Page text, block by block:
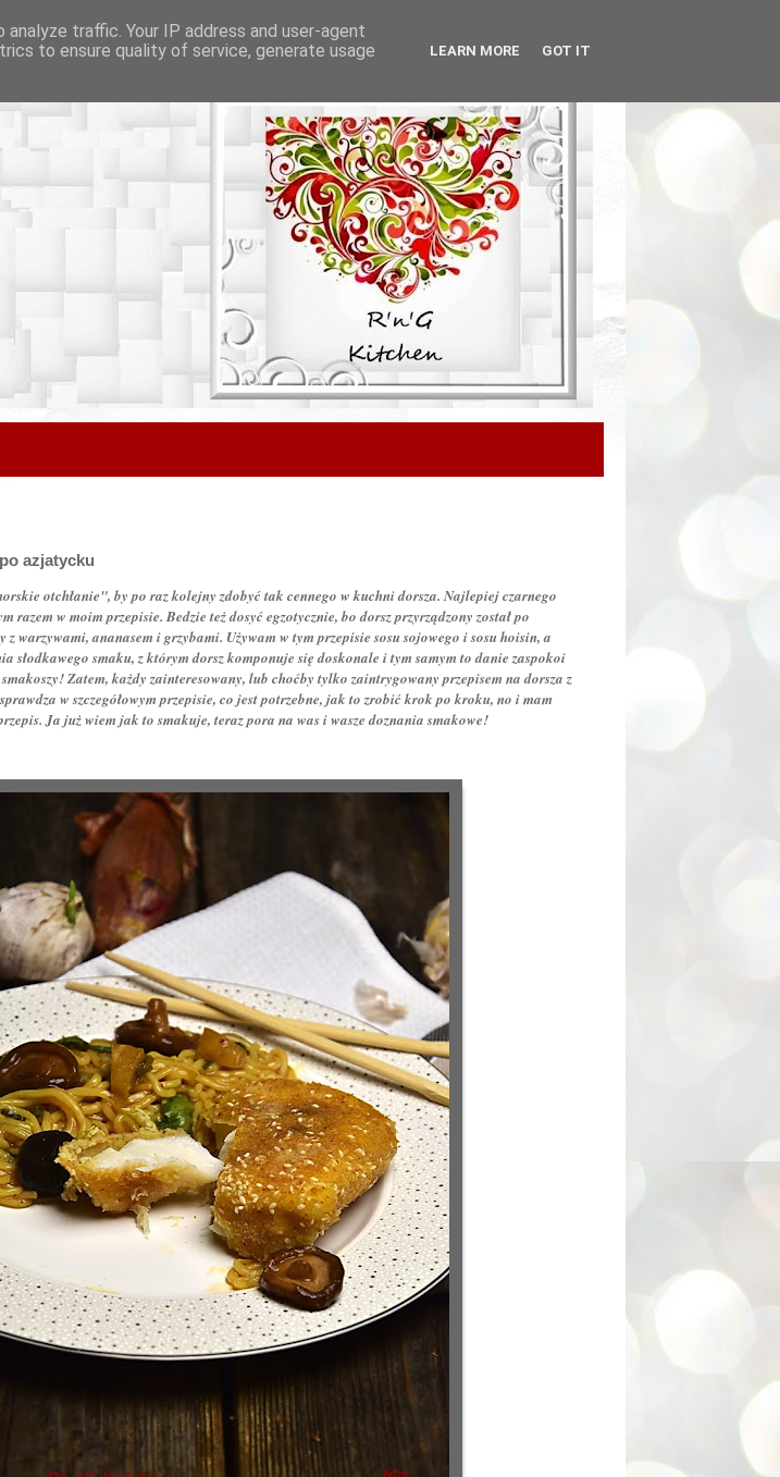
azjatycku
otchłanie", by po raz kolejny zdobyć tak cennego w kuchni dorsza. Najlepiej czarnego
razem w moim przepisie. Bedzie też dosyć egzotycznie, bo dorsz przyrządzony został po
warzywami, ananasem i grzybami. Używam w tym przepisie sosu sojowego i sosu hoisin, a
słodkawego smaku, z którym dorsz komponuje się doskonale i tym samym to danie zaspokoi
Zatem, każdy zainteresowany, lub choćby tylko zaintrygowany przepisem na dorsza z
w szczegółowym przepisie, co jest potrzebne, jak to zrobić krok po kroku, no i mam
Ja już wiem jak to smakuje, teraz pora na was i wasze doznania smakowe!
traffic. Your IP address and user-agent
to ensure quality of service, generate usage
LEARN MORE GOT IT